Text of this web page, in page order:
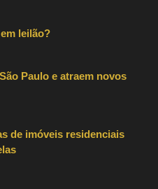
leilão?
Paulo e atraem novos
de imóveis residenciais